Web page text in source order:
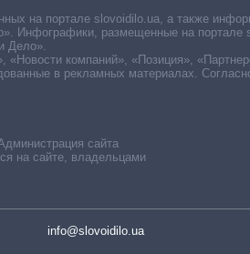
сайта
на сайте, владельцами
info@slovoidilo.ua
на портале slovoidilo.ua, а также
размещенные на портале
Дело».
компаний», «Позиция»,
в рекламных материалах.